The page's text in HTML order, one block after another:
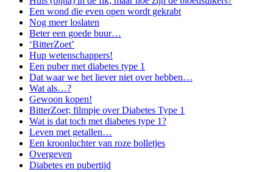
Een wond die even open wordt gekrabt
Nog meer loslaten
Beter een goede buur…
‘BitterZoet’
Hup wetenschappers!
Een puber met diabetes type 1
Dat waar we het liever niet over hebben…
Wat als…?
Gewoon kopen!
BitterZoet; filmpje over Diabetes Type 1
Wat is dat toch met diabetes type 1?
Leven met getallen…
Een kroonluchter van roze bolletjes
Overgeven
Diabetes en pubertijd